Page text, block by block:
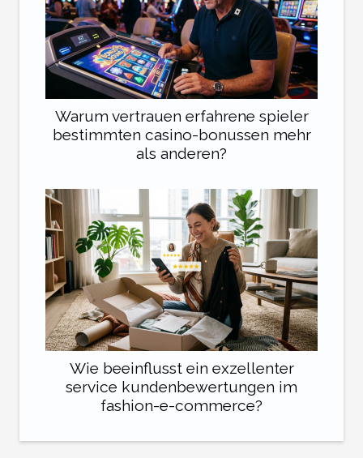
Warum vertrauen erfahrene spieler
bestimmten casino-bonussen mehr
als anderen?
Wie beeinflusst ein exzellenter
service kundenbewertungen im
fashion-e-commerce?